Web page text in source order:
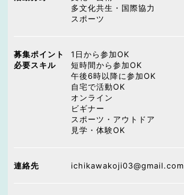
多文化共生・国際協力
スポーツ
募集ポイント
必要スキル
1日から参加OK
短時間から参加OK
午後6時以降に参加OK
自宅で活動OK
オンライン
ビギナー
スポーツ・アウトドア
見学・体験OK
連絡先 ichikawakoji03@gmail.com